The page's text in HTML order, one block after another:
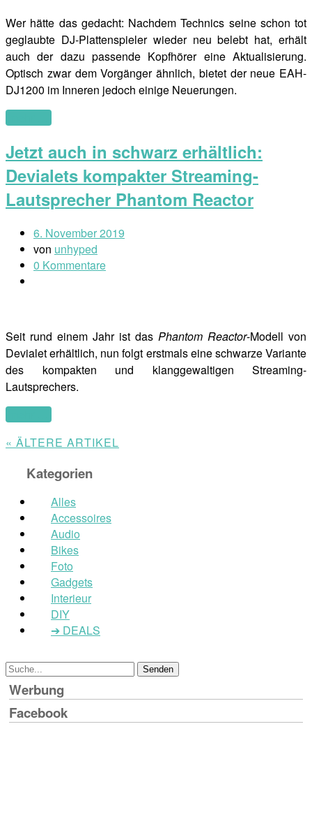
Wer hätte das gedacht: Nachdem Technics seine schon tot
geglaubte DJ-Plattenspieler wieder neu belebt hat, erhält
auch der dazu passende Kopfhörer eine Aktualisierung.
Optisch zwar dem Vorgänger ähnlich, bietet der neue EAH-
DJ1200 im Inneren jedoch einige Neuerungen.
(mehr …)
Jetzt auch in schwarz erhältlich:
Devialets kompakter Streaming-
Lautsprecher Phantom Reactor
6. November 2019
von unhyped
0 Kommentare
Seit rund einem Jahr ist das Phantom Reactor-Modell von
Devialet erhältlich, nun folgt erstmals eine schwarze Variante
des kompakten und klanggewaltigen Streaming-
Lautsprechers.
« ÄLTERE ARTIKEL
Kategorien
Alles
Accessoires
Audio
Bikes
Foto
Gadgets
Interieur
DIY
➔ DEALS
Werbung
Facebook